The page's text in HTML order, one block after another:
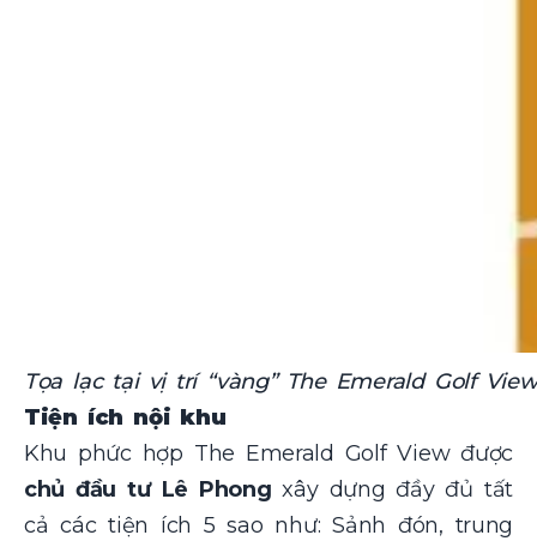
Tọa lạc tại vị trí “vàng” The Emerald Golf
Tiện ích nội khu
Khu phức hợp The Emerald Golf View được
chủ đầu tư Lê Phong xây dựng đầy đủ tất
cả các tiện ích 5 sao như: Sảnh đón, trung